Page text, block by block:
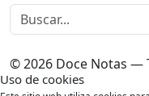
© 2026 Doce Notas —
Uso de cookies